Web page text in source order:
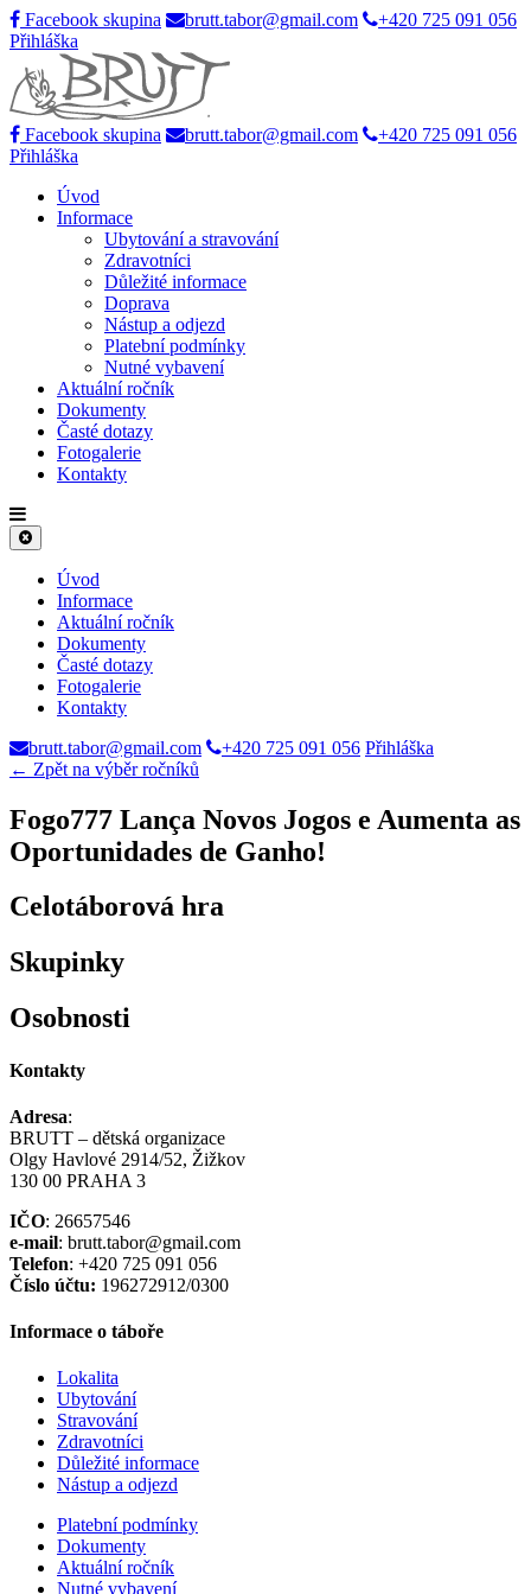
Facebook skupina brutt.tabor@gmail.com
+420 725 091 056
Přihláška
Facebook skupina brutt.tabor@gmail.com
+420 725 091 056
Přihláška
Úvod
Informace
Ubytování a stravování
Zdravotníci
Důležité informace
Doprava
Nástup a odjezd
Platební podmínky
Nutné vybavení
Aktuální ročník
Dokumenty
Časté dotazy
Fotogalerie
Kontakty
Úvod
Informace
Aktuální ročník
Dokumenty
Časté dotazy
Fotogalerie
Kontakty
brutt.tabor@gmail.com
+420 725 091 056 Přihláška
← Zpět na výběr ročníků
Fogo777 Lança Novos Jogos e Aumenta as
Oportunidades de Ganho!
Celotáborová hra
Skupinky
Osobnosti
Kontakty
Adresa:
BRUTT – dětská organizace
Olgy Havlové 2914/52, Žižkov
130 00 PRAHA 3
IČO: 26657546
e-mail: brutt.tabor@gmail.com
Telefon: +420 725 091 056
Číslo účtu: 196272912/0300
Informace o táboře
Lokalita
Ubytování
Stravování
Zdravotníci
Důležité informace
Nástup a odjezd
Platební podmínky
Dokumenty
Aktuální ročník
Nutné vybavení